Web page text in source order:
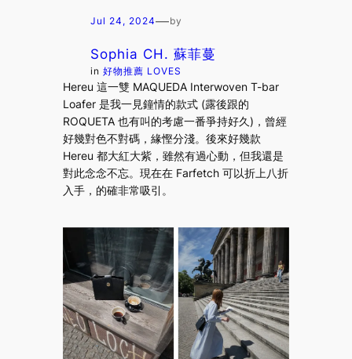
Jul 24, 2024—by
Sophia CH. 蘇菲蔓
in好物推薦 LOVES
Hereu 這一雙 MAQUEDA Interwoven T-bar
Loafer 是我一見鐘情的款式 (露後跟的
ROQUETA 也有叫的考慮一番爭持好久)，曾經
好幾對色不對碼，緣慳分淺。後來好幾款
Hereu 都大紅大紫，雖然有過心動，但我還是
對此念念不忘。現在在 Farfetch 可以折上八折
入手，的確非常吸引。